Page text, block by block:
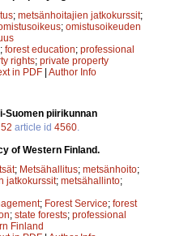
; metsänhoitajien jatkokurssit;
; omistusoikeuden
; forest education; professional
rights; private property
in PDF | Author Info
Suomen piirikunnan
52 article id 4560
of Western Finland.
; Metsähallitus; metsänhoito;
jatkokurssit; metsähallinto;
; Forest Service; forest
; state forests; professional
Finland